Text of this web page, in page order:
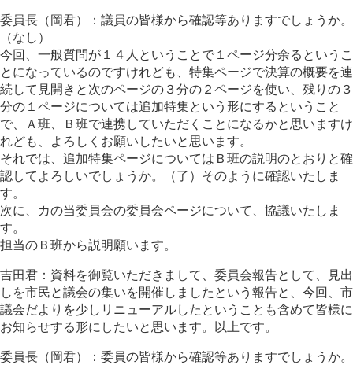
委員長（岡君）：議員の皆様から確認等ありますでしょうか。
（なし）
今回、一般質問が１４人ということで１ページ分余るというこ
とになっているのですけれども、特集ページで決算の概要を連
続して見開きと次のページの３分の２ページを使い、残りの３
分の１ページについては追加特集という形にするということ
で、Ａ班、Ｂ班で連携していただくことになるかと思いますけ
れども、よろしくお願いしたいと思います。
それでは、追加特集ページについてはＢ班の説明のとおりと確
認してよろしいでしょうか。（了）そのように確認いたしま
す。
次に、カの当委員会の委員会ページについて、協議いたしま
す。
担当のＢ班から説明願います。
吉田君：資料を御覧いただきまして、委員会報告として、見出
しを市民と議会の集いを開催しましたという報告と、今回、市
議会だよりを少しリニューアルしたということも含めて皆様に
お知らせする形にしたいと思います。以上です。
委員長（岡君）：委員の皆様から確認等ありますでしょうか。